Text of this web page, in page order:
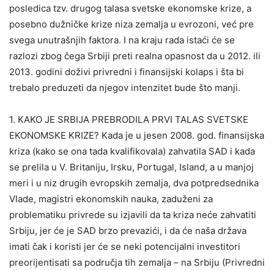
posledica tzv. drugog talasa svetske ekonomske krize, a
posebno dužničke krize niza zemalja u evrozoni, već pre
svega unutrašnjih faktora. I na kraju rada istaći će se
razlozi zbog čega Srbiji preti realna opasnost da u 2012. ili
2013. godini doživi privredni i finansijski kolaps i šta bi
trebalo preduzeti da njegov intenzitet bude što manji.
1. KAKO JE SRBIJA PREBRODILA PRVI TALAS SVETSKE
EKONOMSKE KRIZE? Kada je u jesen 2008. god. finansijska
kriza (kako se ona tada kvalifikovala) zahvatila SAD i kada
se prelila u V. Britaniju, Irsku, Portugal, Island, a u manjoj
meri i u niz drugih evropskih zemalja, dva potpredsednika
Vlade, magistri ekonomskih nauka, zaduženi za
problematiku privrede su izjavili da ta kriza neće zahvatiti
Srbiju, jer će je SAD brzo prevazići, i da će naša država
imati čak i koristi jer će se neki potencijalni investitori
preorijentisati sa područja tih zemalja – na Srbiju (Privredni